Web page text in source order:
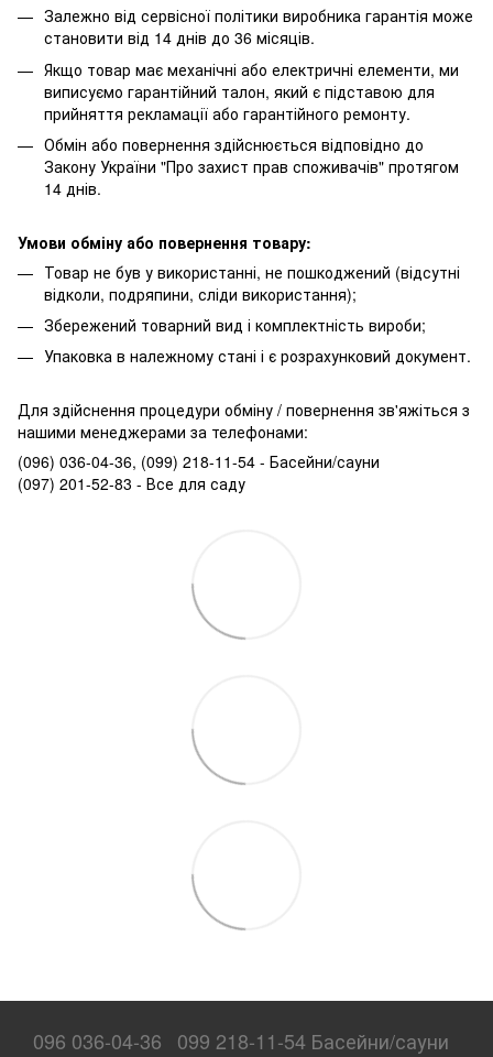
Залежно від сервісної політики виробника гарантія може
становити від 14 днів до 36 місяців.
Якщо товар має механічні або електричні елементи, ми
виписуємо гарантійний талон, який є підставою для
прийняття рекламації або гарантійного ремонту.
Обмін або повернення здійснюється відповідно до
Закону України "Про захист прав споживачів" протягом
14 днів.
Умови обміну або повернення товару:
Товар не був у використанні, не пошкоджений (відсутні
відколи, подряпини, сліди використання);
Збережений товарний вид і комплектність вироби;
Упаковка в належному стані і є розрахунковий документ.
Для здійснення процедури обміну / повернення зв'яжіться з
нашими менеджерами за телефонами:
(096) 036-04-36, (099) 218-11-54 - Басейни/сауни
(097) 201-52-83 - Все для саду
096 036-04-36 099 218-11-54 Басейни/сауни